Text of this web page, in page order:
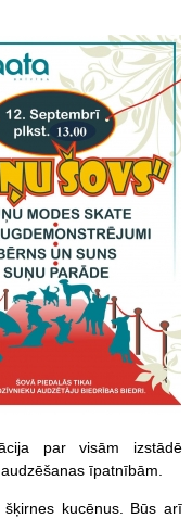
par visām izstādē
īpatnībām.
kucēnus. Būs arī